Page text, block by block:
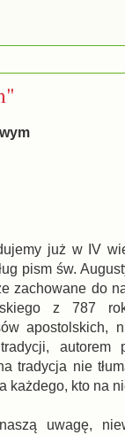
już w IV
pism św.
zachowane do
z 787
apostolskich,
autorem
tradycja nie
każdego, kto na
uwagę,